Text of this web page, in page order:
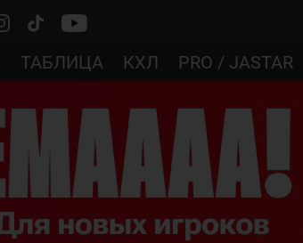
ТАБЛИЦА КХЛ PRO / JASTAR